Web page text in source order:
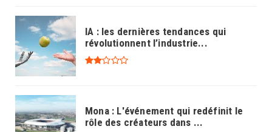
IA : les dernières tendances qui
révolutionnent l’industrie...
Mona : L'événement qui redéfinit le
rôle des créateurs dans ...